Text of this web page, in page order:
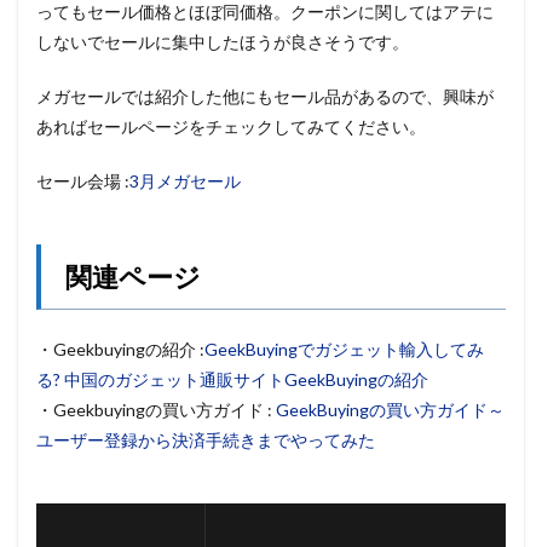
ってもセール価格とほぼ同価格。クーポンに関してはアテに
しないでセールに集中したほうが良さそうです。
メガセールでは紹介した他にもセール品があるので、興味が
あればセールページをチェックしてみてください。
セール会場 :3月メガセール
関連ページ
・Geekbuyingの紹介 :GeekBuyingでガジェット輸入してみ
る? 中国のガジェット通販サイトGeekBuyingの紹介
・Geekbuyingの買い方ガイド : GeekBuyingの買い方ガイド～
ユーザー登録から決済手続きまでやってみた